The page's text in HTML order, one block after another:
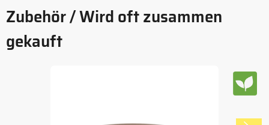
Zubehör / Wird oft zusammen
gekauft